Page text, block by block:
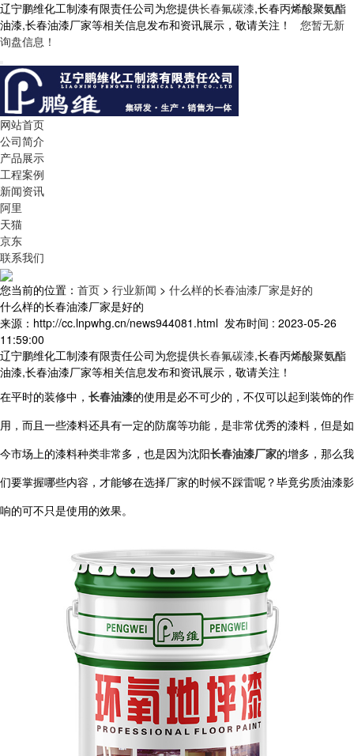
辽宁鹏维化工制漆有限责任公司为您提供长春氟碳漆,长春丙烯酸聚氨酯
油漆,长春油漆厂家等相关信息发布和资讯展示，敬请关注！ 您暂无新
询盘信息！
网站首页
公司简介
产品展示
工程案例
新闻资讯
阿里
天猫
京东
联系我们
您当前的位置： 首页 > 行业新闻 > 什么样的长春油漆厂家是好的
什么样的长春油漆厂家是好的
来源：http://cc.lnpwhg.cn/news944081.html 发布时间 : 2023-05-26
11:59:00
辽宁鹏维化工制漆有限责任公司为您提供长春氟碳漆,长春丙烯酸聚氨酯
油漆,长春油漆厂家等相关信息发布和资讯展示，敬请关注！
在平时的装修中， 长春油漆的使用是必不可少的，不仅可以起到装饰的作
用，而且一些漆料还具有一定的防腐等功能，是非常优秀的漆料，但是如
今市场上的漆料种类非常多，也是因为沈阳长春油漆厂家的增多，那么我
们要掌握哪些内容，才能够在选择厂家的时候不踩雷呢？毕竟劣质油漆影
响的可不只是使用的效果。